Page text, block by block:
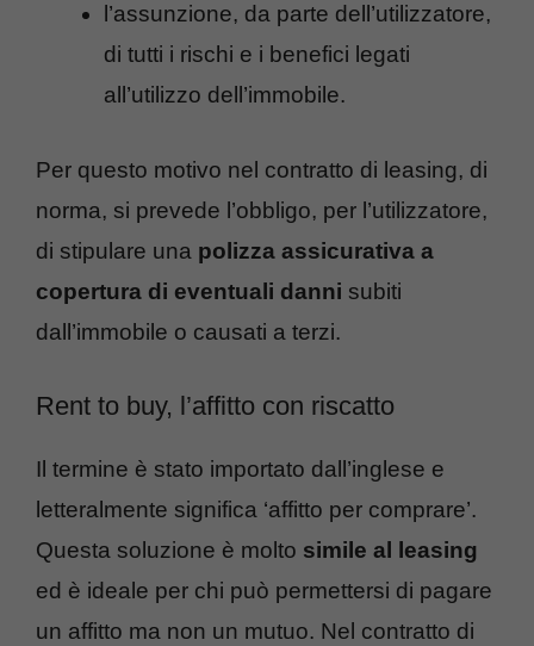
l’assunzione, da parte dell’utilizzatore,
di tutti i rischi e i benefici legati
all’utilizzo dell’immobile.
Per questo motivo nel contratto di leasing, di
norma, si prevede l’obbligo, per l’utilizzatore,
di stipulare una polizza assicurativa a
copertura di eventuali danni subiti
dall’immobile o causati a terzi.
Rent to buy, l’affitto con riscatto
Il termine è stato importato dall’inglese e
letteralmente significa ‘affitto per comprare’.
Questa soluzione è molto simile al leasing
ed è ideale per chi può permettersi di pagare
un affitto ma non un mutuo. Nel contratto di